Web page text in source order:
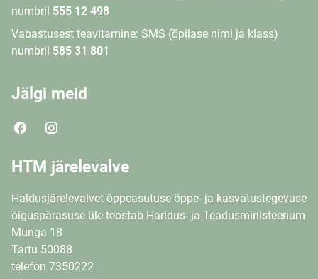
numbril 555 12 498
Vabastusest teavitamine: SMS (õpilase nimi ja klass)
numbril 585 31 801
Jälgi meid
HTM järelevalve
Haldusjärelevalvet õppeasutuse õppe- ja kasvatustegevuse
õiguspärasuse üle teostab Haridus- ja Teadusministeerium
Munga 18
Tartu 50088
telefon 7350222